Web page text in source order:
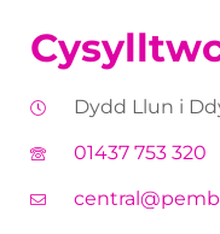
Dydd Llun i
01437 753 320